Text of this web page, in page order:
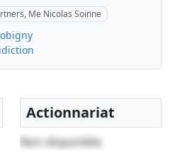
Me Nicolas Soinne
Actionnariat
Non disponible